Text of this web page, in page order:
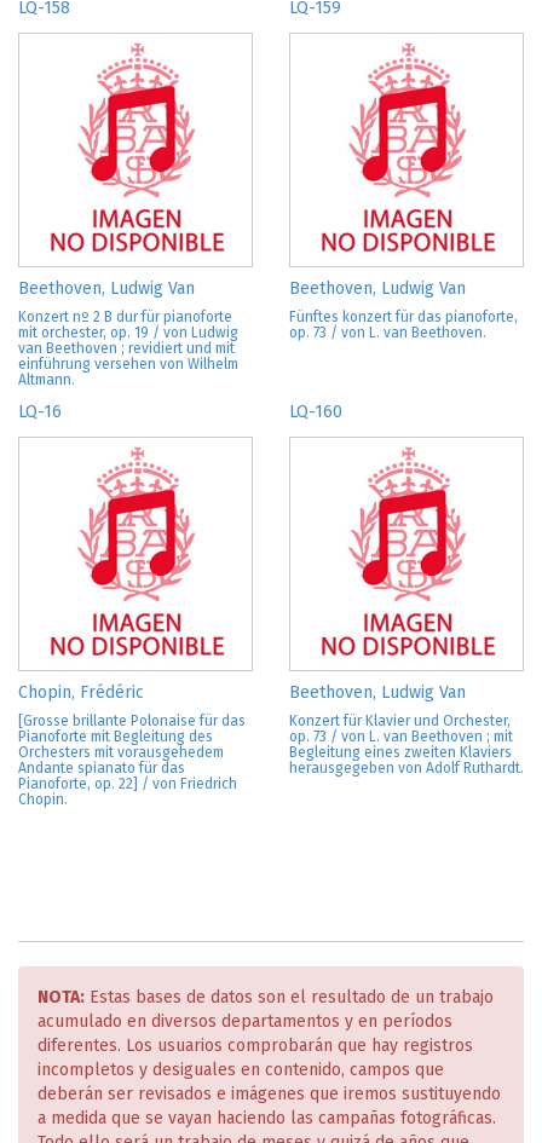
LQ-158
Beethoven, Ludwig Van
Konzert nº 2 B dur für pianoforte
mit orchester, op. 19 / von Ludwig
van Beethoven ; revidiert und mit
einführung versehen von Wilhelm
Altmann.
LQ-159
Beethoven, Ludwig Van
Fünftes konzert für das pianoforte,
op. 73 / von L. van Beethoven.
LQ-16
Chopin, Frédéric
[Grosse brillante Polonaise für das
Pianoforte mit Begleitung des
Orchesters mit vorausgehedem
Andante spianato für das
Pianoforte, op. 22] / von Friedrich
Chopin.
LQ-160
Beethoven, Ludwig Van
Konzert für Klavier und Orchester,
op. 73 / von L. van Beethoven ; mit
Begleitung eines zweiten Klaviers
herausgegeben von Adolf Ruthardt.
NOTA: Estas bases de datos son el resultado de un trabajo
acumulado en diversos departamentos y en períodos
diferentes. Los usuarios comprobarán que hay registros
incompletos y desiguales en contenido, campos que
deberán ser revisados e imágenes que iremos sustituyendo
a medida que se vayan haciendo las campañas fotográficas.